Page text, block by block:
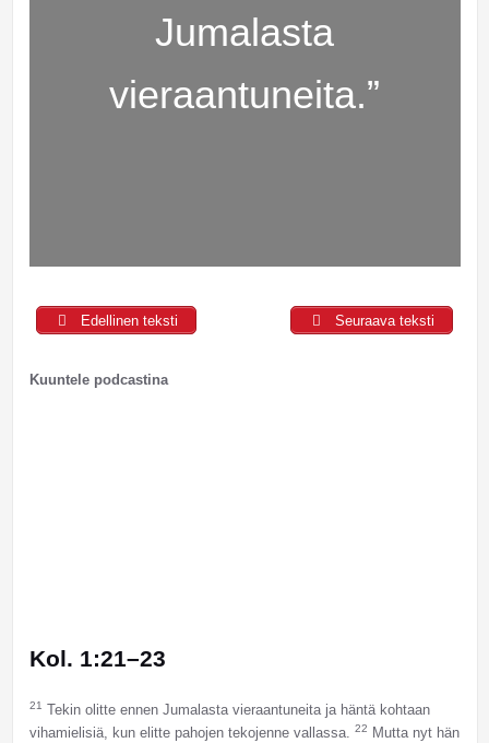
Jumalasta
vieraantuneita.”
Edellinen teksti Seuraava teksti
Kuuntele podcastina
Kol. 1:21–23
21 Tekin olitte ennen Jumalasta vieraantuneita ja häntä kohtaan
vihamielisiä, kun elitte pahojen tekojenne vallassa. 22
Mutta nyt hän